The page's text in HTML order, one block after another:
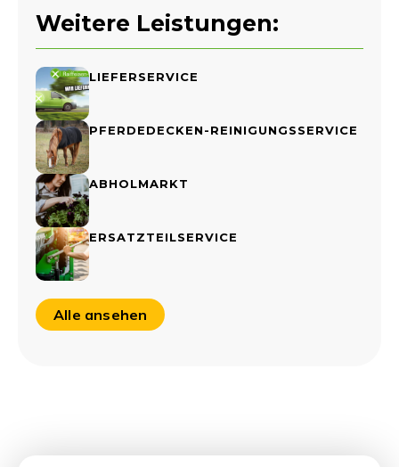
Weitere Leistungen:
LIEFERSERVICE
PFERDEDECKEN-REINIGUNGSSERVICE
ABHOLMARKT
ERSATZTEILSERVICE
Alle ansehen